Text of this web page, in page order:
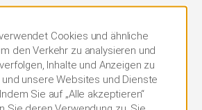
Lodz
Cookies und ähnliche
den Verkehr zu analysieren und
Inhalte und Anzeigen zu
unsere Websites und Dienste
Sie auf „Alle akzeptieren“